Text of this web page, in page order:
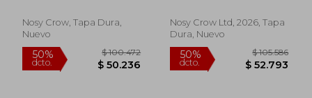
Nosy Crow, Tapa Dura,
Nuevo
Nosy Crow Ltd, 2026, Tapa
Dura, Nuevo